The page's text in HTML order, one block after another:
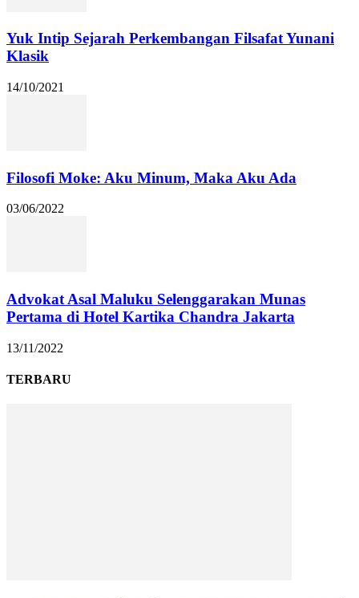
Yuk Intip Sejarah Perkembangan Filsafat Yunani
Klasik
14/10/2021
Filosofi Moke: Aku Minum, Maka Aku Ada
03/06/2022
Advokat Asal Maluku Selenggarakan Munas
Pertama di Hotel Kartika Chandra Jakarta
13/11/2022
TERBARU